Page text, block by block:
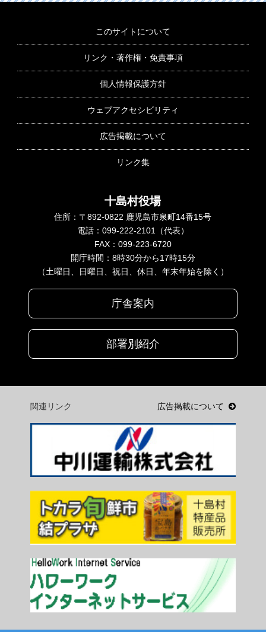
このサイトについて
リンク・著作権・免責事項
個人情報保護方針
ウェブアクセシビリティ
広告掲載について
リンク集
十島村役場
住所：〒892-0822 鹿児島市泉町14番15号
電話：099-222-2101（代表）
FAX：099-223-6720
開庁時間：8時30分から17時15分
（土曜日、日曜日、祝日、休日、年末年始を除く）
庁舎案内
部署別紹介
関連リンク 広告掲載について